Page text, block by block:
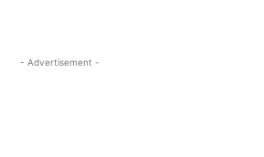
- Advertisement -